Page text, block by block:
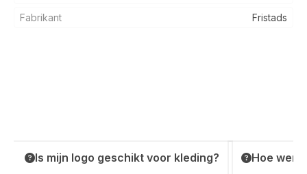
Fabrikant Fristads
Is mijn logo geschikt voor kleding? Hoe